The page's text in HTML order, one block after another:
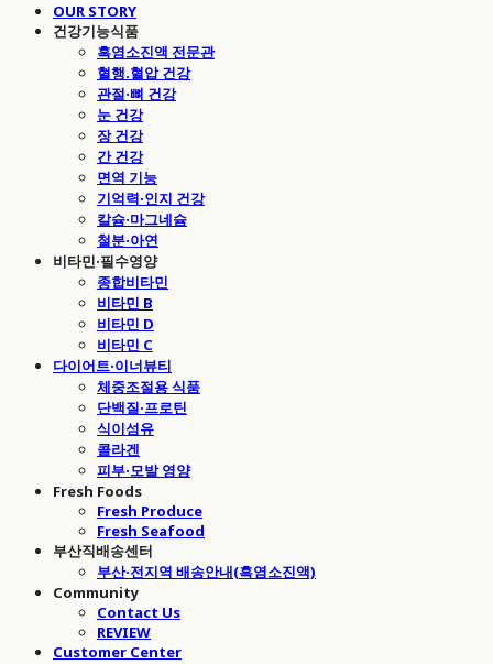
OUR STORY
건강기능식품
흑염소진액 전문관
혈행.혈압 건강
관절·뼈 건강
눈 건강
장 건강
간 건강
면역 기능
기억력·인지 건강
칼슘·마그네슘
철분·아연
비타민·필수영양
종합비타민
비타민 B
비타민 D
비타민 C
다이어트·이너뷰티
체중조절용 식품
단백질·프로틴
식이섬유
콜라겐
피부·모발 영양
Fresh Foods
Fresh Produce
Fresh Seafood
부산직배송센터
부산·전지역 배송안내(흑염소진액)
Community
Contact Us
REVIEW
Customer Center